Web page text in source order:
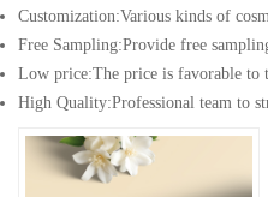
Customization:Various kinds of
Free Sampling:Provide free
Low price:The price is favorable to
High Quality:Professional team to